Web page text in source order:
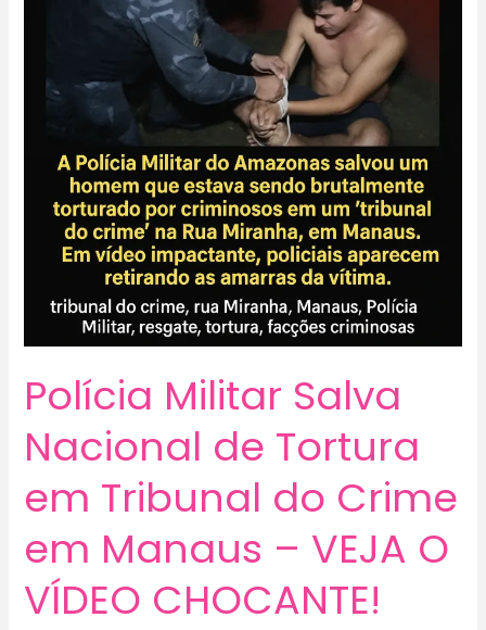
Polícia Militar Salva
Nacional de Tortura
em Tribunal do Crime
em Manaus – VEJA O
VÍDEO CHOCANTE!